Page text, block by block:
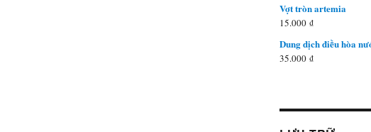
Vợt tròn artemia
15.000 ₫
Dung dịch điều hòa
35.000 ₫